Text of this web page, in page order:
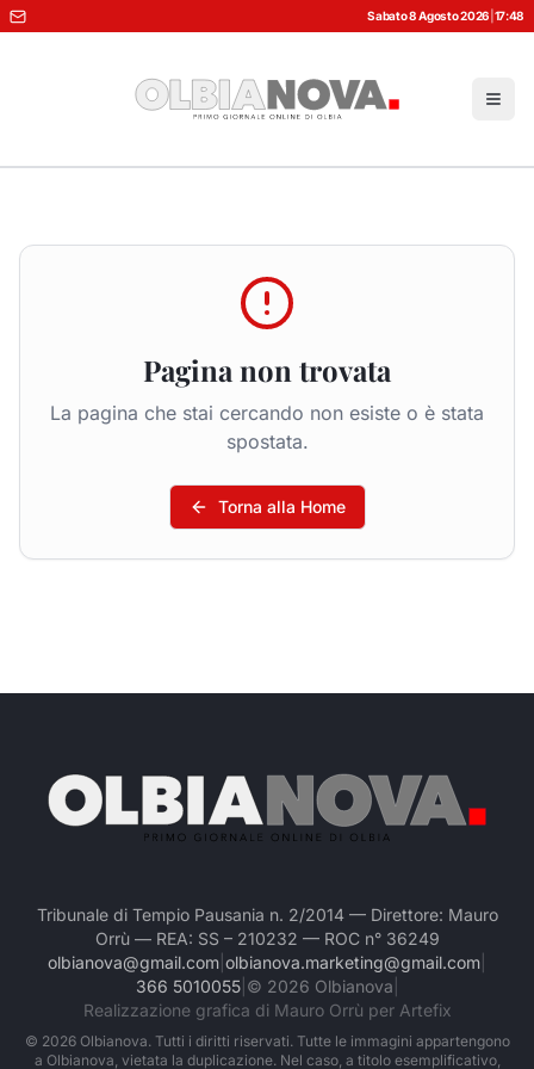
Sabato 8 Agosto 2026 17:48
Pagina non trovata
La pagina che stai cercando non esiste o è stata
spostata.
Torna alla Home
Tribunale di Tempio Pausania n. 2/2014 — Direttore: Mauro
Orrù — REA: SS – 210232 — ROC n° 36249
olbianova@gmail.com olbianova.marketing@gmail.com
366 5010055| © 2026 Olbianova
Realizzazione grafica di Mauro Orrù per Artefix
© 2026Olbianova. Tutti i diritti riservati. Tutte le immagini appartengono
a Olbianova, vietata la duplicazione. Nel caso, a titolo esemplificativo,